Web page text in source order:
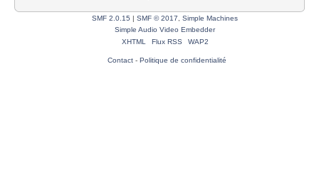
SMF 2.0.15 | SMF © 2017
Simple Machines
Simple Audio Video Embedder
XHTML
Flux RSS WAP2
Contact- Politique de confidentialité